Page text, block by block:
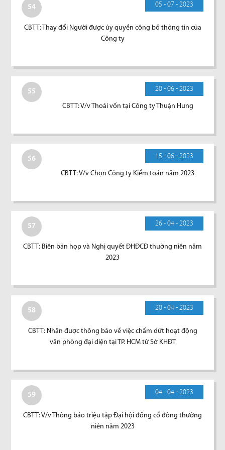
54 05 - 07 - 2023
CBTT: Thay đổi Người được ủy quyền công bố thông tin của
Công ty
55 20 - 06 - 2023
CBTT: V/v Thoái vốn tại Công ty Thuận Hưng
56 15 - 06 - 2023
CBTT: V/v Chọn Công ty Kiểm toán năm 2023
57 26 - 04 - 2023
CBTT: Biên bản họp và Nghị quyết ĐHĐCĐ thường niên năm
2023
58 20 - 04 - 2023
CBTT: Nhận được thông báo về việc chấm dứt hoạt động
văn phòng đại diện tại TP. HCM từ Sở KHĐT
59 04 - 04 - 2023
CBTT: V/v Thông báo triệu tập Đại hội đồng cổ đông thường
niên năm 2023